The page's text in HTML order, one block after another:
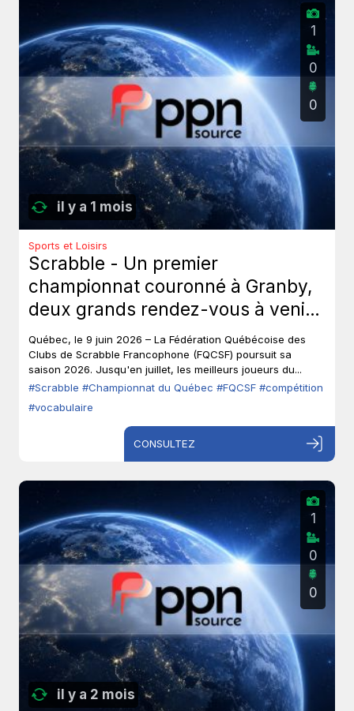
il y a 1 mois
1
0
0
Sports et Loisirs
Scrabble - Un premier
championnat couronné à Granby,
deux grands rendez-vous à venir
au Québec.
Québec, le 9 juin 2026 – La Fédération Québécoise des
Clubs de Scrabble Francophone (FQCSF) poursuit sa
saison 2026. Jusqu'en juillet, les meilleurs joueurs du...
#Scrabble #Championnat du Québec #FQCSF #compétition
#vocabulaire
CONSULTEZ
il y a 2 mois
1
0
0